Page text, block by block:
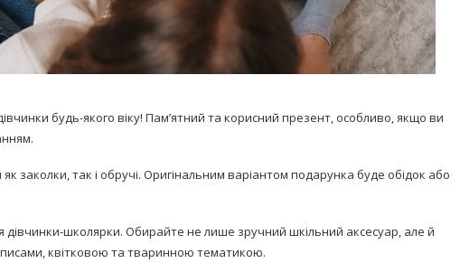
будь-якого віку! Пам’ятний та корисний презент, особливо, якщо ви
заколки, так і обручі. Оригінальним варіантом подарунка буде обідок або
дівчинки-школярки. Обирайте не лише зручний шкільний аксесуар, але й
квітковою та тваринною тематикою.